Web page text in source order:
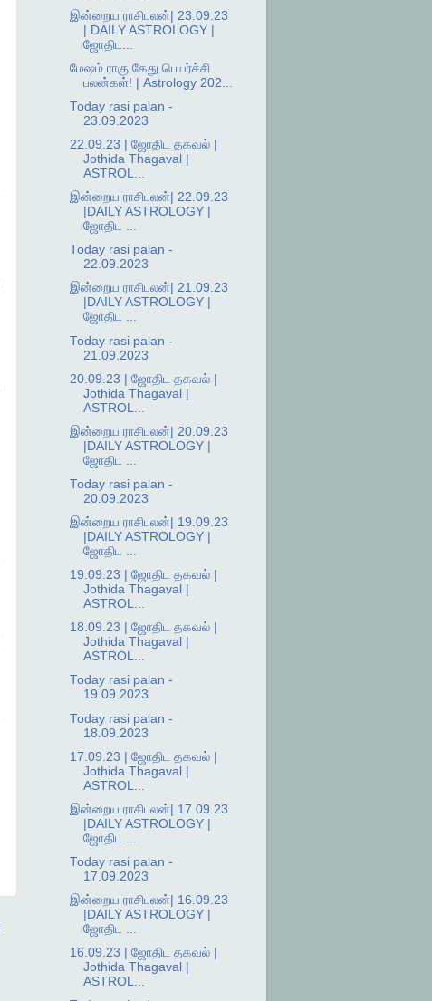
இன்றைய ராசிபலன்| 23.09.23
| DAILY ASTROLOGY |
ஜோதிட...
மேஷம் ராகு கேது பெயர்ச்சி
பலன்கள்! | Astrology 202...
Today rasi palan -
23.09.2023
22.09.23 | ஜோதிட தகவல் |
Jothida Thagaval |
ASTROL...
இன்றைய ராசிபலன்| 22.09.23
|DAILY ASTROLOGY |
ஜோதிட ...
Today rasi palan -
22.09.2023
இன்றைய ராசிபலன்| 21.09.23
|DAILY ASTROLOGY |
ஜோதிட ...
Today rasi palan -
21.09.2023
20.09.23 | ஜோதிட தகவல் |
Jothida Thagaval |
ASTROL...
இன்றைய ராசிபலன்| 20.09.23
|DAILY ASTROLOGY |
ஜோதிட ...
Today rasi palan -
20.09.2023
இன்றைய ராசிபலன்| 19.09.23
|DAILY ASTROLOGY |
ஜோதிட ...
19.09.23 | ஜோதிட தகவல் |
Jothida Thagaval |
ASTROL...
18.09.23 | ஜோதிட தகவல் |
Jothida Thagaval |
ASTROL...
Today rasi palan -
19.09.2023
Today rasi palan -
18.09.2023
17.09.23 | ஜோதிட தகவல் |
Jothida Thagaval |
ASTROL...
இன்றைய ராசிபலன்| 17.09.23
|DAILY ASTROLOGY |
ஜோதிட ...
Today rasi palan -
17.09.2023
இன்றைய ராசிபலன்| 16.09.23
|DAILY ASTROLOGY |
ஜோதிட ...
16.09.23 | ஜோதிட தகவல் |
Jothida Thagaval |
ASTROL...